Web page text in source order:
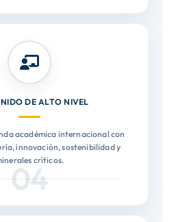
DE ALTO NIVEL
académica internacional con
innovación, sostenibilidad y
críticos.
04